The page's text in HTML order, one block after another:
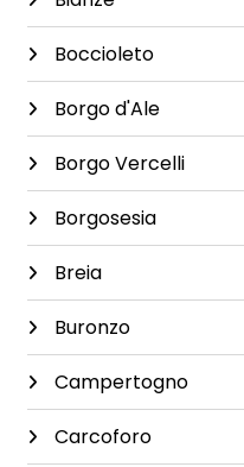
Boccioleto
Borgo d'Ale
Borgo Vercelli
Borgosesia
Breia
Buronzo
Campertogno
Carcoforo